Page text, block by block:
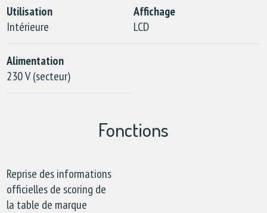
Utilisation
Intérieure
Affichage
LCD
Alimentation
230 V (secteur)
Fonctions
Reprise des informations
officielles de scoring de
la table de marque